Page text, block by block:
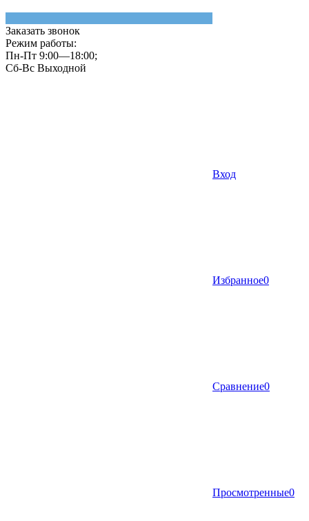
Заказать звонок
Режим работы:
Пн-Пт 9:00—18:00;
Сб-Вс Выходной
Вход
Избранное0
Сравнение0
Просмотренные0